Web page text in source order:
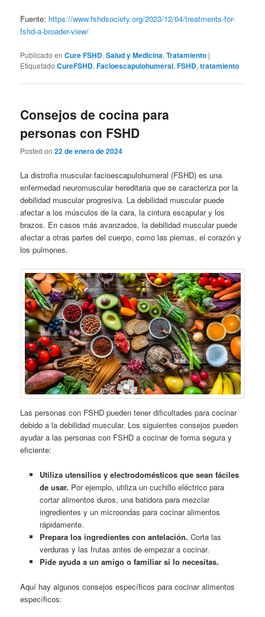
Fuente: https://www.fshdsociety.org/2023/12/04/treatments-for-
fshd-a-broader-view/
Publicado en Cure FSHD,Salud y Medicina,Tratamiento |
Etiquetado CureFSHD,Facioescapulohumeral,FSHD,tratamiento
Consejos de cocina para
personas con FSHD
Posted on22 de enero de 2024
La distrofia muscular facioescapulohumeral (FSHD) es una
enfermedad neuromuscular hereditaria que se caracteriza por la
debilidad muscular progresiva. La debilidad muscular puede
afectar a los músculos de la cara, la cintura escapular y los
brazos. En casos más avanzados, la debilidad muscular puede
afectar a otras partes del cuerpo, como las piernas, el corazón y
los pulmones.
Las personas con FSHD pueden tener dificultades para cocinar
debido a la debilidad muscular. Los siguientes consejos pueden
ayudar a las personas con FSHD a cocinar de forma segura y
eficiente:
Utiliza utensilios y electrodomésticos que sean fáciles
de usar. Por ejemplo, utiliza un cuchillo eléctrico para
cortar alimentos duros, una batidora para mezclar
ingredientes y un microondas para cocinar alimentos
rápidamente.
Prepara los ingredientes con antelación. Corta las
verduras y las frutas antes de empezar a cocinar.
Pide ayuda a un amigo o familiar si lo necesitas.
Aquí hay algunos consejos específicos para cocinar alimentos
específicos: